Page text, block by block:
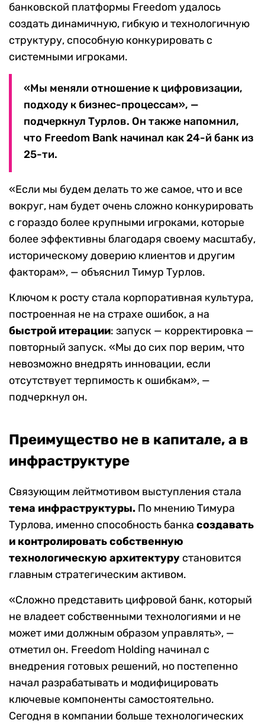
банковской платформы Freedom удалось
создать динамичную, гибкую и технологичную
структуру, способную конкурировать с
системными игроками.
«Мы меняли отношение к цифровизации,
подходу к бизнес-процессам», —
подчеркнул Турлов. Он также напомнил,
что Freedom Bank начинал как 24-й банк из
25-ти.
«Если мы будем делать то же самое, что и все
вокруг, нам будет очень сложно конкурировать
с гораздо более крупными игроками, которые
более эффективны благодаря своему масштабу,
историческому доверию клиентов и другим
факторам», — объяснил Тимур Турлов.
Ключом к росту стала корпоративная культура,
построенная не на страхе ошибок, а на
быстрой итерации: запуск — корректировка —
повторный запуск. «Мы до сих пор верим, что
невозможно внедрять инновации, если
отсутствует терпимость к ошибкам», —
подчеркнул он.
Преимущество не в капитале, а в
инфраструктуре
Связующим лейтмотивом выступления стала
тема инфраструктуры. По мнению Тимура
Турлова, именно способность банка создавать
и контролировать собственную
технологическую архитектуру становится
главным стратегическим активом.
«Сложно представить цифровой банк, который
не владеет собственными технологиями и не
может ими должным образом управлять», —
отметил он. Freedom Holding начинал с
внедрения готовых решений, но постепенно
начал разрабатывать и модифицировать
ключевые компоненты самостоятельно.
Сегодня в компании больше технологических